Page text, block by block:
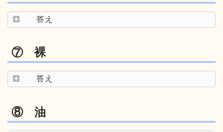
答え
⑦ 裸
答え
⑧ 油